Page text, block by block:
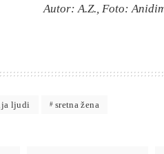
Autor: A.Z., Foto:
ljudi sretna žena